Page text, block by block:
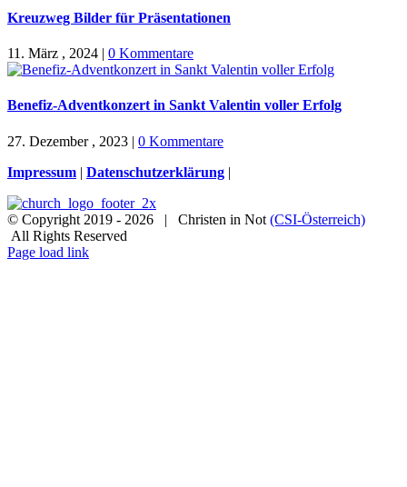
Kreuzweg Bilder für Präsentationen
11. März , 2024 | 0 Kommentare
Benefiz-Adventkonzert in Sankt Valentin voller Erfolg
27. Dezember , 2023 | 0 Kommentare
Impressum | Datenschutzerklärung |
© Copyright 2019 - 2026 | Christen in Not (CSI-Österreich)
All Rights Reserved
Facebook
Instagram
X
Spenden
Newsletter
Page load link